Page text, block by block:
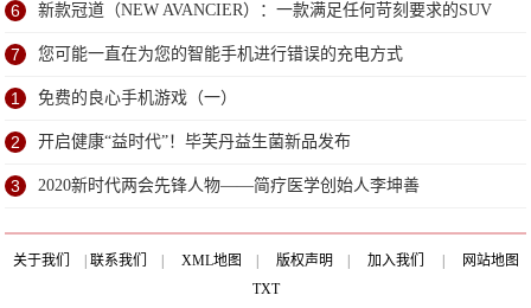
6 新款冠道（NEW AVANCIER）：一款满足任何苛刻要求的SUV
7 您可能一直在为您的智能手机进行错误的充电方式
1 免费的良心手机游戏（一）
2 开启健康“益时代”！毕芙丹益生菌新品发布
3 2020新时代两会先锋人物——简疗医学创始人李坤善
关于我们 联系我们 XML地图 版权声明 加入我们
网站地图
TXT